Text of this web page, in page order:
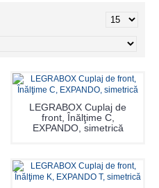
LEGRABOX Cuplaj de
front, Înălţime C,
EXPANDO, simetrică